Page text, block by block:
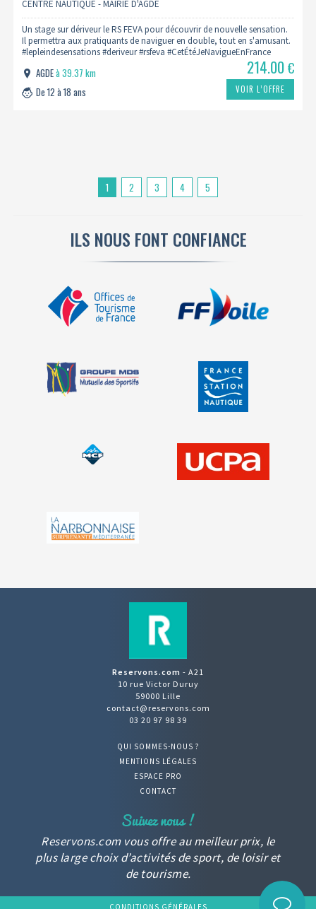
CENTRE NAUTIQUE - MAIRIE D'AGDE
Un stage sur dériveur le RS FEVA pour découvrir de nouvelle sensation.
Il permettra aux pratiquants de naviguer en double, tout en s'amusant.
#lepleindesensations #deriveur #rsfeva #CetÉtéJeNavigueEnFrance
AGDEà 39.37 km
De 12 à 18 ans
214.00€
VOIR L’OFFRE
1 2 3 4 5
ILS NOUS FONT CONFIANCE
Reservons.com - A21
10 rue Victor Duruy
59000 Lille
contact@reservons.com
03 20 97 98 39
QUI SOMMES-NOUS ?
MENTIONS LÉGALES
ESPACE PRO
CONTACT
Reservons.com vous offre au meilleur prix, le
plus large choix d’activités de sport, de loisir et
de tourisme.